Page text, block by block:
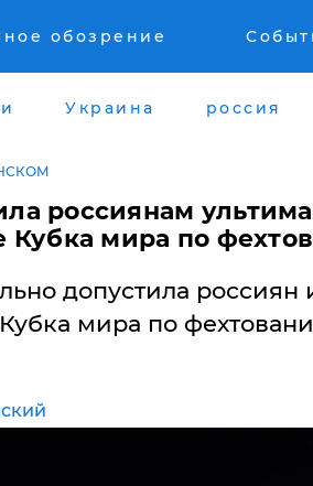
обозрение
Украина россия
россиянам
Кубка мира по
допустила россиян
мира по